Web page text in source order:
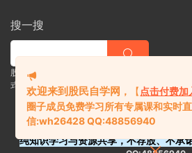
搜一搜
股票 |直播| 外汇| 期货 |金融理财一站
式学习平台
纯知识学习与资源共享，不荐股、不承
欢迎来到股民自学网 ， 【 点击付费加
圈子成员免费学习所有专属课和实时直
信:wh26428 QQ:48856940